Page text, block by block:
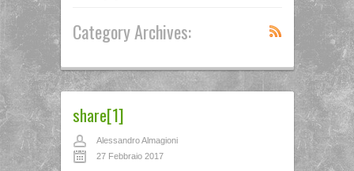
Category Archives:
share[1]
Alessandro Almagioni
27 Febbraio 2017